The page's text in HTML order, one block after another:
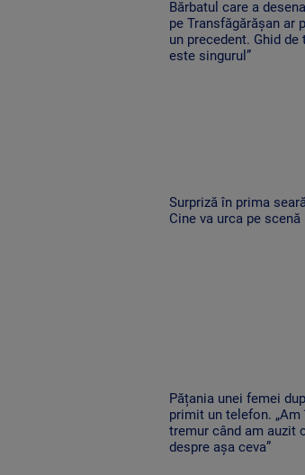
Bărbatul care a
pe Transfăgărășan ar
un precedent. Ghid de
este singurul”
Surpriză în prima
Cine va urca pe scenă
Pățania unei femei
primit un telefon.
tremur când am auzit
despre așa ceva”